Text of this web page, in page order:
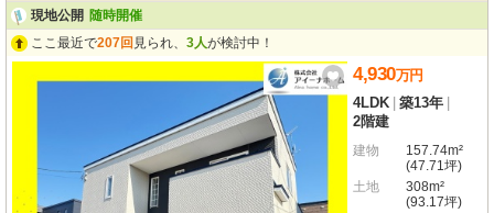
現地公開 随時開催
ここ最近で207回 見られ、 3人が検討中！
4,930万円
4LDK 築13年
2階建
建物
157.74m²
(47.71坪)
土地
308m²
(93.17坪)